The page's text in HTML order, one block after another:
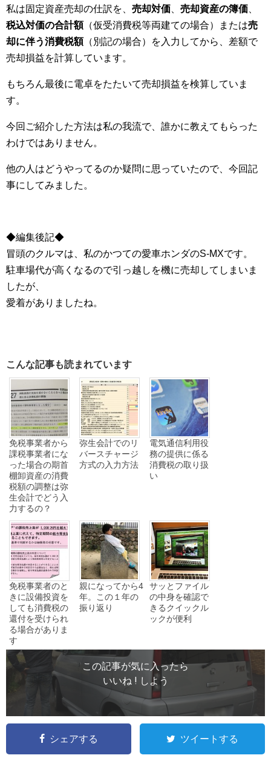
私は固定資産売却の仕訳を、 売却対価 売却資産の簿価
税込対価の合計額（仮受消費税等両建ての場合）または売
却に伴う消費税額（別記の場合）を入力してから、差額で
売却損益を計算しています。
もちろん最後に電卓をたたいて売却損益を検算していま
す。
今回ご紹介した方法は私の我流で、誰かに教えてもらった
わけではありません。
他の人はどうやってるのか疑問に思っていたので、今回記
事にしてみました。
◆編集後記◆
冒頭のクルマは、私のかつての愛車ホンダのS-MXです。
駐車場代が高くなるので引っ越しを機に売却してしまいま
したが、
愛着がありましたね。
こんな記事も読まれています
免税事業者から
課税事業者にな
った場合の期首
棚卸資産の消費
税額の調整は弥
生会計でどう入
力するの？
弥生会計でのリ
バースチャージ
方式の入力方法
電気通信利用役
務の提供に係る
消費税の取り扱
い
免税事業者のと
きに設備投資を
しても消費税の
還付を受けられ
る場合がありま
す
親になってから4
年。この１年の
振り返り
サッとファイル
の中身を確認で
きるクイックル
ックが便利
この記事が気に入ったら
いいね ! しよう
シェアする ツイートする